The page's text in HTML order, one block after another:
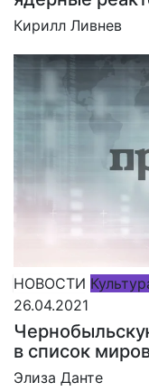
Кирилл Ливнев
НОВОСТИ
26.04.2021
в список
Элиза Данте